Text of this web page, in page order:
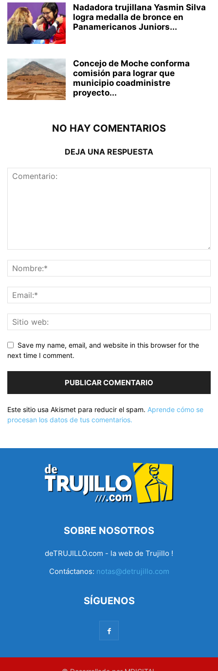
Nadadora trujillana Yasmin Silva
logra medalla de bronce en
Panamericanos Juniors...
Concejo de Moche conforma
comisión para lograr que
municipio coadministre
proyecto...
NO HAY COMENTARIOS
DEJA UNA RESPUESTA
Save my name, email, and website in this browser for the
next time I comment.
Este sitio usa Akismet para reducir el spam. Aprende cómo se
procesan los datos de tus comentarios.
SOBRE NOSOTROS
deTRUJILLO.com - la web de Trujillo !
Contáctanos: notas@detrujillo.com
SÍGUENOS